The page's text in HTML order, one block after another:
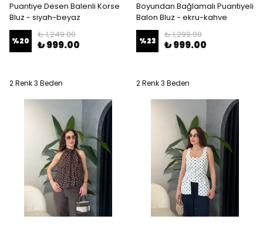
Puantiye Desen Balenli Korse
Bluz - siyah-beyaz
%20
₺ 1,249.00
₺ 999.00
2 Renk 3 Beden
Boyundan Bağlamalı Puantiyeli
Balon Bluz - ekru-kahve
%23
₺ 1,299.00
₺ 999.00
2 Renk 3 Beden